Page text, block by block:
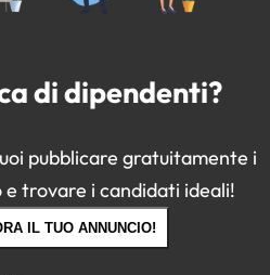
di dipendenti?
pubblicare gratuitamente i
e trovare i candidati ideali!
IL TUO ANNUNCIO!